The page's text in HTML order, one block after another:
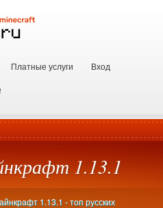
Платные услуги
Вход
1.13.1
1.13.1 - топ русских